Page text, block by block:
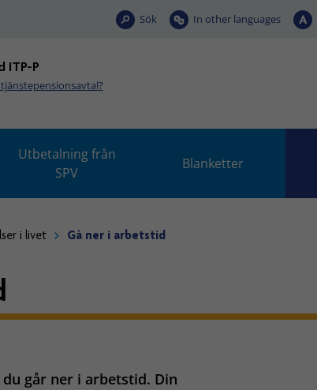
Sök In other languages
ITP-P
Utbetalning från
SPV
Blanketter
i livet Gå ner i arbetstid
går ner i arbetstid. Din